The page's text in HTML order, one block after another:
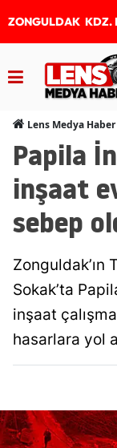
ZONGULDAK KDZ.
Lens Medya Haber
Papila
inşaat
sebep
Zonguldak’ın
Sokak’ta
inşaat
hasarlara yol